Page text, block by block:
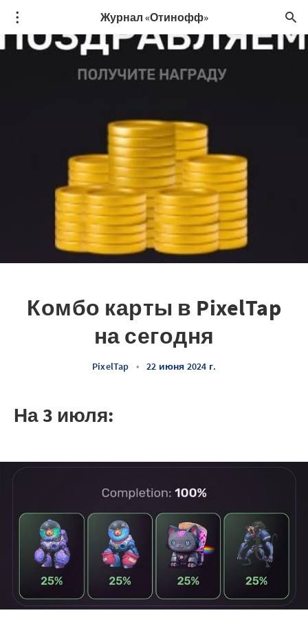
Журнал «Отинофф»
Комбо карты в PixelTap
на сегодня
PixelTap • 22 июня 2024 г.
На 3 июля: